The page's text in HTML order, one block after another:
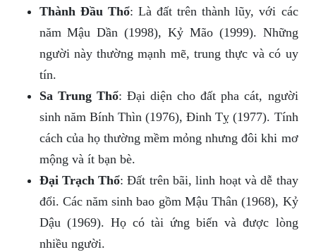
Thành Đầu Thổ: Là đất trên thành lũy, với các
năm Mậu Dần (1998), Kỷ Mão (1999). Những
người này thường mạnh mẽ, trung thực và có uy
tín.
Sa Trung Thổ: Đại diện cho đất pha cát, người
sinh năm Bính Thìn (1976), Đinh Tỵ (1977). Tính
cách của họ thường mềm mỏng nhưng đôi khi mơ
mộng và ít bạn bè.
Đại Trạch Thổ: Đất trên bãi, linh hoạt và dễ thay
đổi. Các năm sinh bao gồm Mậu Thân (1968), Kỷ
Dậu (1969). Họ có tài ứng biến và được lòng
nhiều người.